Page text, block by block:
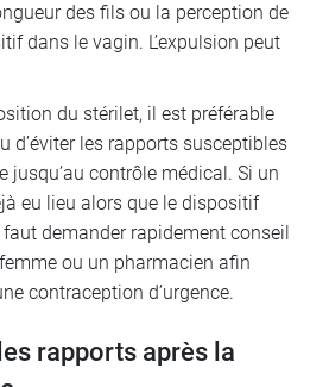
des fils ou la perception de
dans le vagin. L’expulsion peut
du stérilet, il est préférable
d’éviter les rapports susceptibles
jusqu’au contrôle médical. Si un
eu lieu alors que le dispositif
demander rapidement conseil
ou un pharmacien afin
contraception d’urgence.
rapports après la